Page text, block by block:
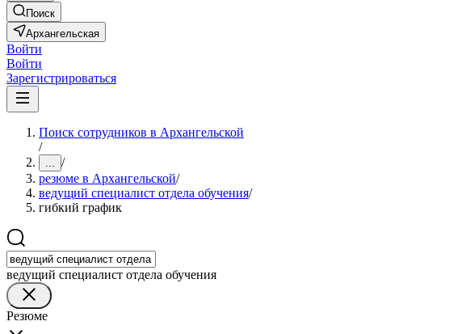
Поиск
Архангельская
Войти
Войти
Зарегистрироваться
Поиск сотрудников в Архангельской
/
... /
резюме в Архангельской/
ведущий специалист отдела обучения/
гибкий график
ведущий специалист отдела обучения
Резюме